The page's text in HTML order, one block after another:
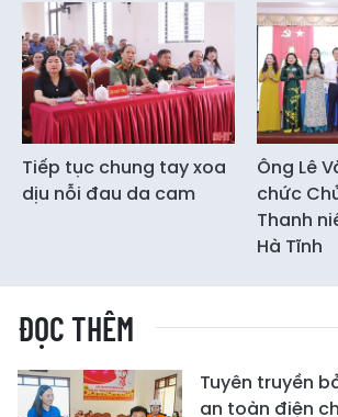
Tiếp tục chung tay xoa
dịu nỗi đau da cam
Ông Lê
chức
Thanh
Hà Tĩnh
ĐỌC THÊM
Tuyên truyền
an toàn điện